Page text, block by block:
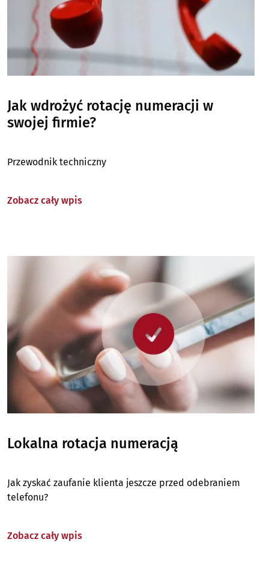
Jak wdrożyć rotację numeracji w
swojej firmie?
Przewodnik techniczny
Zobacz cały wpis
Lokalna rotacja numeracją
Jak zyskać zaufanie klienta jeszcze przed odebraniem
telefonu?
Zobacz cały wpis